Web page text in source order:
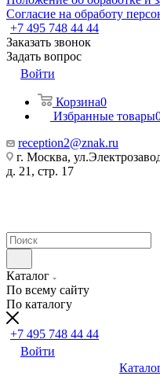
Согласие на обработу
+7 495 748 44 44
Заказать звонок
Задать вопрос
Войти
Корзина0
Избранные товары
reception2@znak.ru
г. Москва,
д. 21, стр. 17
Каталог
По всему сайту
По каталогу
+7 495 748 44 44
Войти